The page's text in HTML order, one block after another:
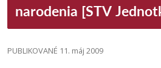
narodenia [STV
PUBLIKOVANÉ 11. máj 2009